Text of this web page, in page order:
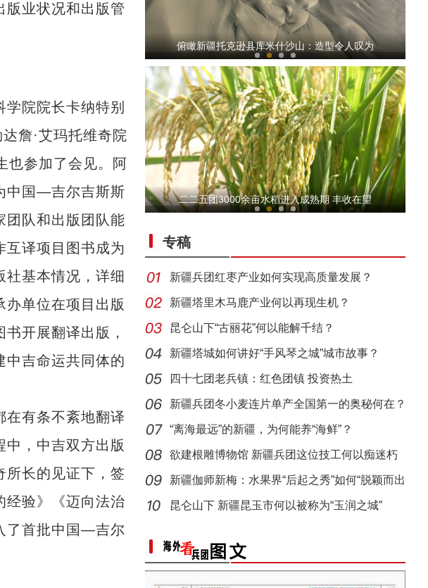
版业状况和出版管
院院长卡纳特别
詹·艾玛托维奇院
也参加了会见。阿
中国—吉尔吉斯斯
团队和出版团队能
译项目图书成为
基本情况，详细
单位在项目出版
开展翻译出版，
中吉命运共同体的
有条不紊地翻译
中，中吉双方出版
所长的见证下，签
经验》《迈向法治
了首批中国—吉尔
俯瞰新疆托克逊县库米什沙山：造型令人叹为
乌什秋之美沙棘林国家湿地公园美如画
阿克苏公安文联组织会员赴基层采风
二二五团3000余亩水稻进入成熟期 丰收在望
专稿
新疆兵团红枣产业如何实现高质量发展？
新疆塔里木马鹿产业何以再现生机？
昆仑山下“古丽花”何以能解千结？
新疆塔城如何讲好“手风琴之城”城市故事？
四十七团老兵镇：红色团镇 投资热土
新疆兵团冬小麦连片单产全国第一的奥秘何在？
“离海最远”的新疆，为何能养“海鲜”？
欲建根雕博物馆 新疆兵团这位技工何以痴迷朽
木？
新疆伽师新梅：水果界“后起之秀”如何“脱颖而出
昆仑山下 新疆昆玉市何以被称为“玉润之城”